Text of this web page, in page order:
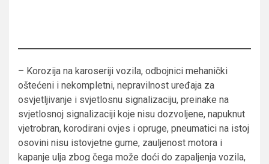
– Korozija na karoseriji vozila, odbojnici mehanički
oštećeni i nekompletni, nepravilnost uređaja za
osvjetljivanje i svjetlosnu signalizaciju, preinake na
svjetlosnoj signalizaciji koje nisu dozvoljene, napuknut
vjetrobran, korodirani ovjes i opruge, pneumatici na istoj
osovini nisu istovjetne gume, zauljenost motora i
kapanje ulja zbog čega može doći do zapaljenja vozila,